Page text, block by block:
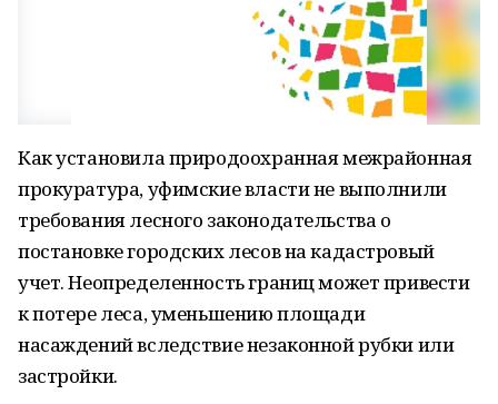
Как установила природоохранная межрайонная
прокуратура, уфимские власти не выполнили
требования лесного законодательства о
постановке городских лесов на кадастровый
учет. Неопределенность границ может привести
к потере леса, уменьшению площади
насаждений вследствие незаконной рубки или
застройки.